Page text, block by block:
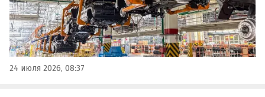
24 июля 2026, 08:37